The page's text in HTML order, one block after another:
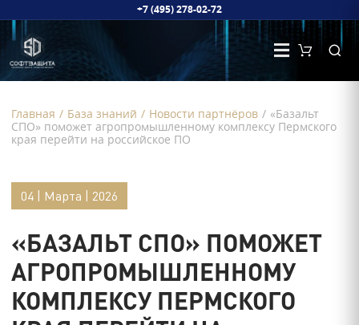
+7 (495) 278-02-72
Главная / База знаний / Новости партнёров / «Базальт
СПО» поможет агропромышленному комплексу Пермского
края перейти на российское ПО
04 | Марта | 2026
«БАЗАЛЬТ СПО» ПОМОЖЕТ
АГРОПРОМЫШЛЕННОМУ
КОМПЛЕКСУ ПЕРМСКОГО